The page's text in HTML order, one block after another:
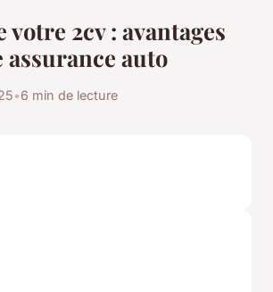
2cv : avantages
auto
•6 min de lecture